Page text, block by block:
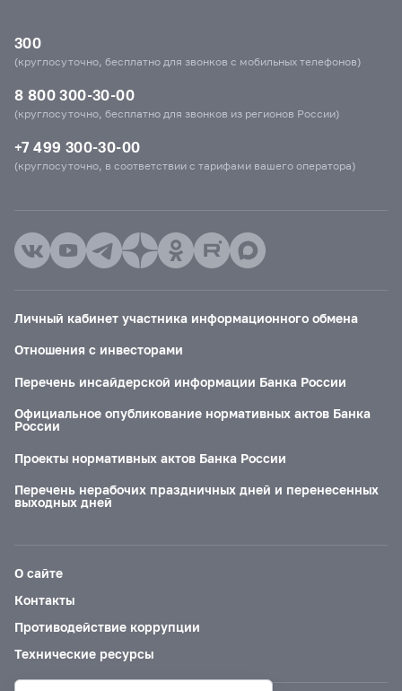
300
(круглосуточно, бесплатно для звонков с мобильных телефонов)
8 800 300-30-00
(круглосуточно, бесплатно для звонков из регионов России)
+7 499 300-30-00
(круглосуточно, в соответствии с тарифами вашего оператора)
Личный кабинет участника информационного обмена
Отношения с инвесторами
Перечень инсайдерской информации Банка России
Официальное опубликование нормативных актов Банка
России
Проекты нормативных актов Банка России
Перечень нерабочих праздничных дней и перенесенных
выходных дней
О сайте
Контакты
Противодействие коррупции
Технические ресурсы